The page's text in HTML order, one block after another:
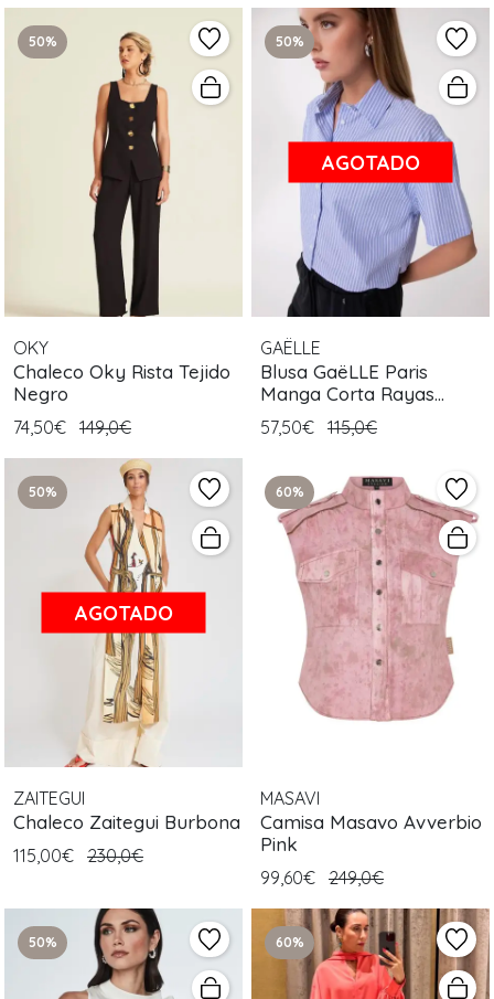
50%
OKY
Chaleco Oky Rista Tejido
Negro
74,50€ 149,0€
50%
AGOTADO
GAËLLE
Blusa GaëLLE Paris
Manga Corta Rayas
Celestes
57,50€ 115,0€
50%
AGOTADO
ZAITEGUI
Chaleco Zaitegui Burbona
115,00€ 230,0€
60%
MASAVI
Camisa Masavo Avverbio
Pink
99,60€ 249,0€
50% 60%